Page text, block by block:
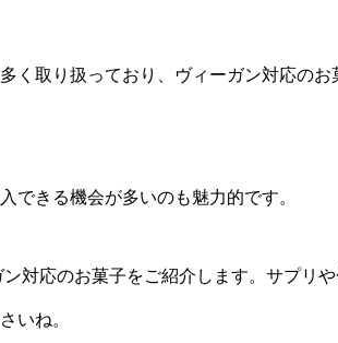
く取り扱っており、ヴィーガン対応のお
できる機会が多いのも魅力的です。
対応のお菓子をご紹介します。サプリ
いね。